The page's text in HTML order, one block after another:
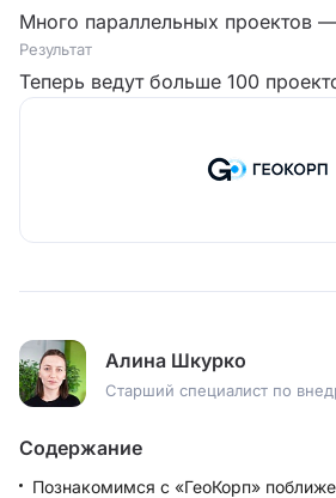
Много параллельных проектов
Результат
Теперь ведут больше 100
Алина Шкурко
Старший специалист по
Содержание
Познакомимся с «ГеоКорп» поближе